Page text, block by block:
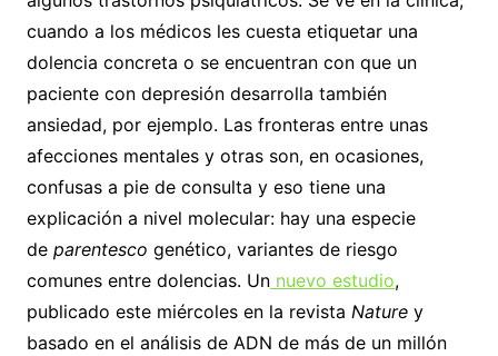
cuando a los médicos les cuesta etiquetar una
dolencia concreta o se encuentran con que un
paciente con depresión desarrolla también
ansiedad, por ejemplo. Las fronteras entre unas
afecciones mentales y otras son, en ocasiones,
confusas a pie de consulta y eso tiene una
explicación a nivel molecular: hay una especie
de parentesco genético, variantes de riesgo
comunes entre dolencias. Unnuevo estudio,
publicado este miércoles en la revista Naturey
basado en el análisis de ADN de más de un millón